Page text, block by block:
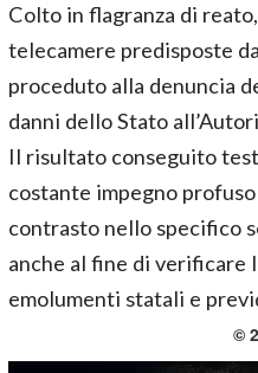
Colto in flagranza di
telecamere predisposte
proceduto alla denuncia
danni dello Stato
Il risultato conseguito
costante impegno
contrasto nello specifico
anche al fine di verificare
emolumenti statali e
©